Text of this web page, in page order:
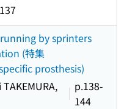
by sprinters
(特集
prosthesis)
p.138-
144